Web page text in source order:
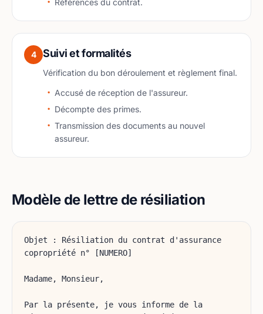
Références du contrat.
4 Suivi et formalités
Vérification du bon déroulement et règlement final.
Accusé de réception de l'assureur.
Décompte des primes.
Transmission des documents au nouvel
assureur.
Modèle de lettre de résiliation
Objet : Résiliation du contrat d'assurance
copropriété n° [NUMERO]
Madame, Monsieur,
Par la présente, je vous informe de la